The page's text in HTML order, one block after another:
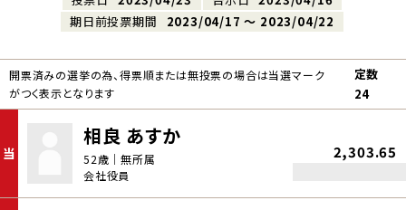
期日前投票期間
2023/04/17 〜 2023/04/22
開票済みの選挙の為、得票順または無投票の場合は当選マーク
がつく表示となります
定数
24
当
相良 あすか
52歳｜無所属
会社役員
2,303.65